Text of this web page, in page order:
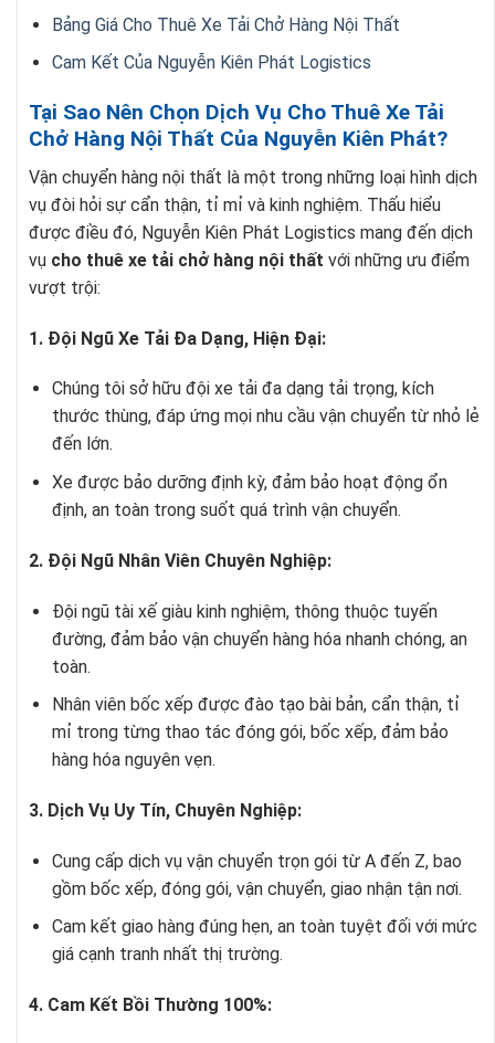
Bảng Giá Cho Thuê Xe Tải Chở Hàng Nội Thất
Cam Kết Của Nguyễn Kiên Phát Logistics
Tại Sao Nên Chọn Dịch Vụ Cho Thuê Xe Tải
Chở Hàng Nội Thất Của Nguyễn Kiên Phát?
Vận chuyển hàng nội thất là một trong những loại hình dịch
vụ đòi hỏi sự cẩn thận, tỉ mỉ và kinh nghiệm. Thấu hiểu
được điều đó, Nguyễn Kiên Phát Logistics mang đến dịch
vụ cho thuê xe tải chở hàng nội thất với những ưu điểm
vượt trội:
1. Đội Ngũ Xe Tải Đa Dạng, Hiện Đại:
Chúng tôi sở hữu đội xe tải đa dạng tải trọng, kích
thước thùng, đáp ứng mọi nhu cầu vận chuyển từ nhỏ lẻ
đến lớn.
Xe được bảo dưỡng định kỳ, đảm bảo hoạt động ổn
định, an toàn trong suốt quá trình vận chuyển.
2. Đội Ngũ Nhân Viên Chuyên Nghiệp:
Đội ngũ tài xế giàu kinh nghiệm, thông thuộc tuyến
đường, đảm bảo vận chuyển hàng hóa nhanh chóng, an
toàn.
Nhân viên bốc xếp được đào tạo bài bản, cẩn thận, tỉ
mỉ trong từng thao tác đóng gói, bốc xếp, đảm bảo
hàng hóa nguyên vẹn.
3. Dịch Vụ Uy Tín, Chuyên Nghiệp:
Cung cấp dịch vụ vận chuyển trọn gói từ A đến Z, bao
gồm bốc xếp, đóng gói, vận chuyển, giao nhận tận nơi.
Cam kết giao hàng đúng hẹn, an toàn tuyệt đối với mức
giá cạnh tranh nhất thị trường.
4. Cam Kết Bồi Thường 100%: